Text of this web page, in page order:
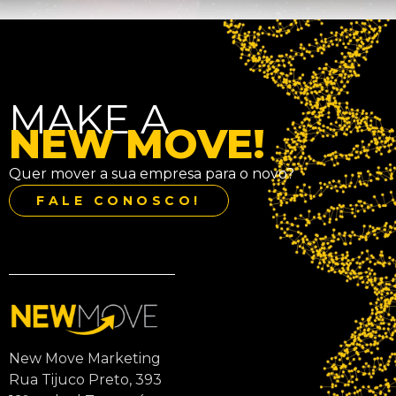
MAKE A
NEW MOVE!
Quer mover a sua empresa para o novo?
FALE CONOSCO!
New Move Marketing
Rua Tijuco Preto, 393